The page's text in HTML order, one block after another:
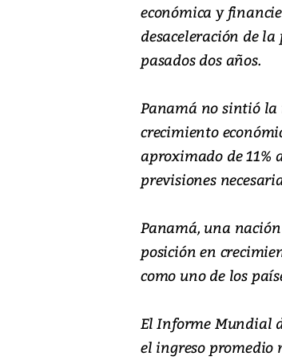
económica y
desaceleración de
pasados dos años.
Panamá no sintió
crecimiento
aproximado de 11%
previsiones
Panamá, una
posición en
como uno de los
El Informe Mundial
el ingreso promedio